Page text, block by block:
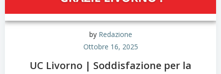
by Redazione
Ottobre 16, 2025
UC Livorno | Soddisfazione per la